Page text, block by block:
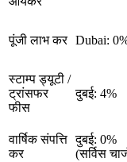
पूंजी लाभ कर Dubai:
स्टाम्प ड्यूटी /
ट्रांसफर
फीस
दुबई: 4%
वार्षिक संपत्ति
कर
दुबई: 0%
(सर्विस